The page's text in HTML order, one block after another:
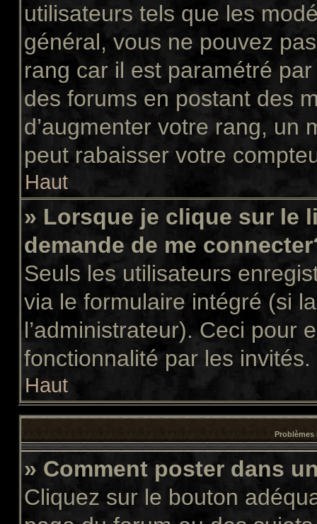
utilisateurs tels que les
général, vous ne pouvez
rang car il est paramétré
des forums en postant des
d’augmenter votre rang, un
peut rabaisser votre
Haut
» Lorsque je clique sur le
demande de me
Seuls les utilisateurs
via le formulaire intégré (si
l’administrateur). Ceci pour
fonctionnalité par les invités.
Haut
Problèmes
» Comment poster dans
Cliquez sur le bouton